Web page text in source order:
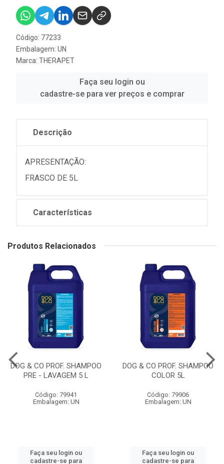
Código: 77233
Embalagem: UN
Marca: THERAPET
Faça seu login ou
cadastre-se para ver preços e comprar
Descrição
APRESENTAÇÃO:
FRASCO DE 5L
Características
Produtos Relacionados
DOG & CO PROF. SHAMPOO
PRE - LAVAGEM 5 L
Código: 79941
Embalagem: UN
Faça seu login ou
cadastre-se para
DOG & CO PROF. SHAMPOO
COLOR 5L
Código: 79906
Embalagem: UN
Faça seu login ou
cadastre-se para